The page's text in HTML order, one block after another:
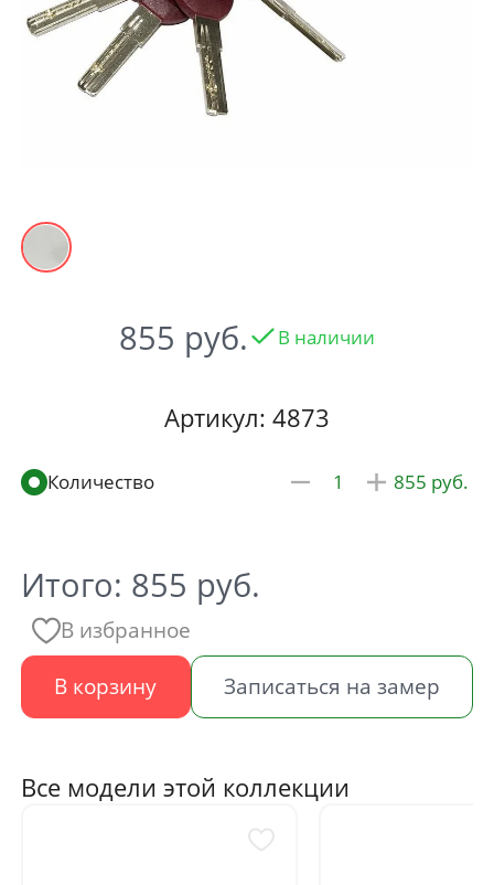
Фото работ
855 В наличии
Артикул: 4873
855
Итого: 855 руб.
В избранное
В корзину
Записаться на замер
Все модели этой коллекции